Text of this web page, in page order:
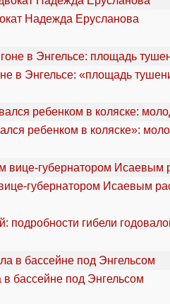
Надежда Ерусланова
в Энгельсе: «площадь
ребенком в коляске»:
губернатором Исаевым
подробности гибели
в бассейне под Энгельсом